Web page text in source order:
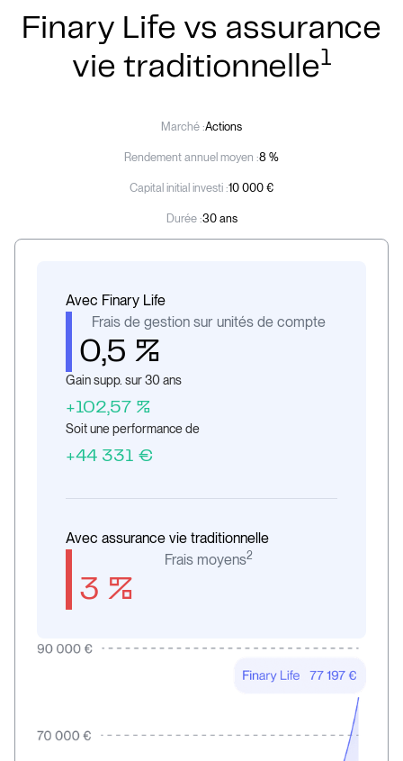
Finary Life vs assurance
vie traditionnelle1
Marché :Actions
Rendement annuel moyen :8 %
Capital initial investi :10 000 €
Durée :30 ans
Avec Finary Life
Frais de gestion sur unités de compte
0,5 %
Gain supp. sur 30 ans
+102,57 %
Soit une performance de
+44 331 €
Avec assurance vie traditionnelle
Frais moyens2
3 %